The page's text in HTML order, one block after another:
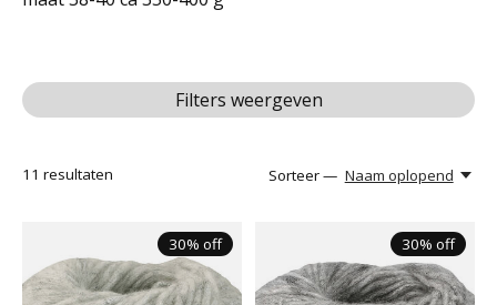
Filters weergeven
11 resultaten Sorteer — Naam oplopend
30% off 30% off